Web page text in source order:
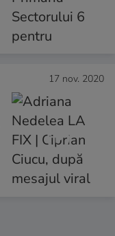
17 nov. 2020